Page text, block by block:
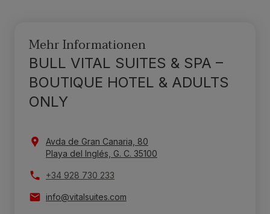
Mehr Informationen
BULL VITAL SUITES & SPA –
BOUTIQUE HOTEL & ADULTS
ONLY
Avda de Gran Canaria, 80
Playa del Inglés, G. C. 35100
+34 928 730 233
info@vitalsuites.com